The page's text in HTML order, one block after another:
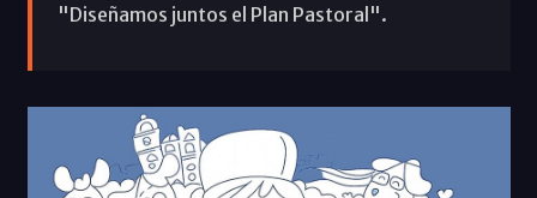
"Diseñamos juntos el Plan Pastoral".